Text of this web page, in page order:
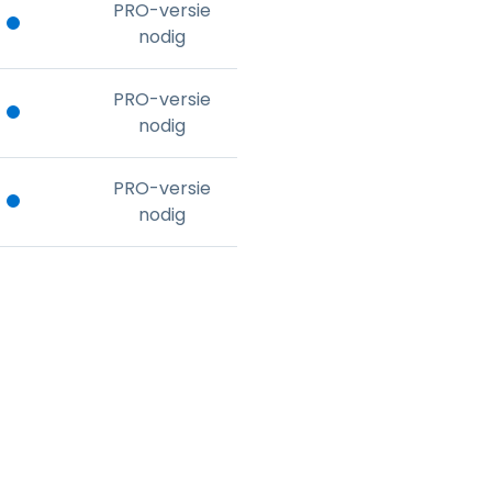
PRO-versie
nodig
PRO-versie
nodig
PRO-versie
nodig